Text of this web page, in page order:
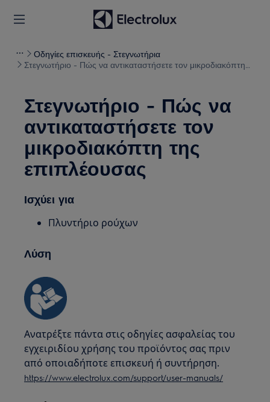
Οδηγίες επισκευής - Στεγνωτήρια
Στεγνωτήριο - Πώς να αντικαταστήσετε τον μικροδιακόπτη
Στεγνωτήριο - Πώς να
αντικαταστήσετε τον
μικροδιακόπτη της
επιπλέουσας
Ισχύει για
Πλυντήριο ρούχων
Λύση
Ανατρέξτε πάντα στις οδηγίες ασφαλείας του
εγχειριδίου χρήσης του προϊόντος σας πριν
από οποιαδήποτε επισκευή ή συντήρηση.
https://www.electrolux.com/support/user-manuals/